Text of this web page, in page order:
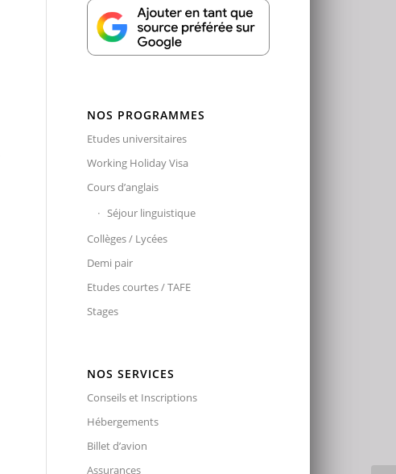
NOS PROGRAMMES
Etudes universitaires
Working Holiday Visa
Cours d’anglais
Séjour linguistique
Collèges / Lycées
Demi pair
Etudes courtes / TAFE
Stages
NOS SERVICES
Conseils et Inscriptions
Hébergements
Billet d’avion
Assurances